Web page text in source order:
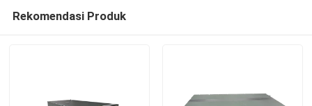
Rekomendasi Produk